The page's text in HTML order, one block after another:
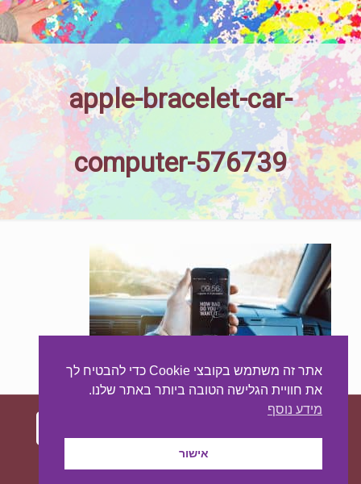
apple-bracelet-car-
computer-576739
עיצוב ובניית האתר:מאסטר סייט - יצירת נוכחות
באינטרנט
אתר זה משתמש בקובצי Cookie כדי להבטיח לך
את חוויית הגלישה הטובה ביותר באתר שלנו.
מידע נוסף
אישור